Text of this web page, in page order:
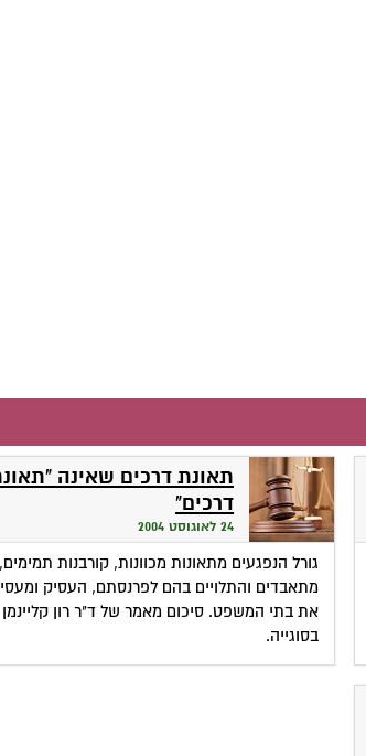
תאונת דרכים שאינה
דרכים"
24 לאוגוסט 2004
גורל הנפגעים מתאונות מכוונות, קורבנות תמימים,
מתאבדים והתלויים בהם לפרנסתם, העסיק
את בתי המשפט. סיכום מאמר של ד"ר רון קליינמן
בסוגייה.